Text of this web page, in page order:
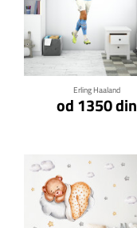
Erling Haaland
od 1350 din
Klikni za detalje